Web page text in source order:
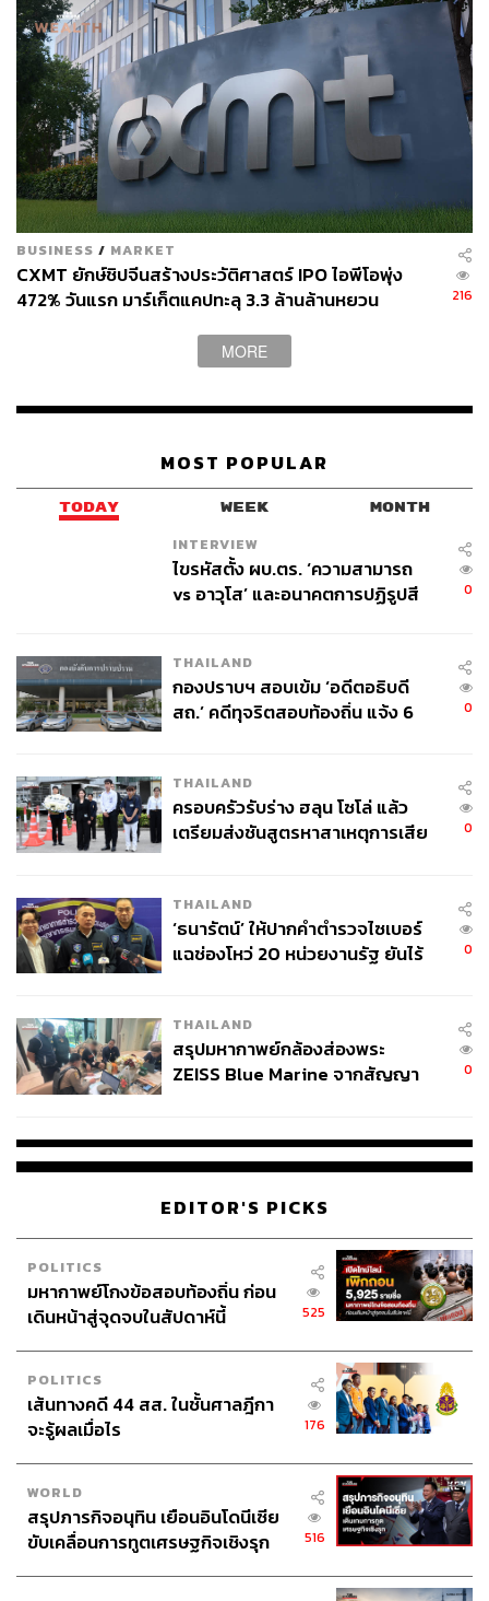
TAGS: การลงทุน การเงิน ราคาน้ำมัน
เงินบาทอ่อนค่า
สกุลเงิน
ตลาดเงิน
44
ABOUT THE AUTHOR
THE STANDARD WEALTH
ทีมข่าว THE STANDARD
BUSINESS / MARKET
CXMT ยักษ์ชิปจีนสร้างประวัติศาสตร์ IPO ไอพีโอพุ่ง
472% วันแรก มาร์เก็ตแคปทะลุ 3.3 ล้านล้านหยวน
216
MORE
MOST POPULAR
TODAY WEEK MONTH
INTERVIEW
ไขรหัสตั้ง ผบ.ตร. ‘ความสามารถ
vs อาวุโส’ และอนาคตการปฏิรูปสี
0
THAILAND
กองปราบฯ สอบเข้ม ‘อดีตอธิบดี
สถ.’ คดีทุจริตสอบท้องถิ่น แจ้ง 6
0
THAILAND
ครอบครัวรับร่าง ฮลุน โซโล่ แล้ว
เตรียมส่งชันสูตรหาสาเหตุการเสีย
0
THAILAND
‘ธนารัตน์’ ให้ปากคำตำรวจไซเบอร์
แฉช่องโหว่ 20 หน่วยงานรัฐ ยันไร้
0
THAILAND
สรุปมหากาพย์กล้องส่องพระ
ZEISS Blue Marine จากสัญญา
จ่ายหนี้-แอบระบุแบรนด์
0
EDITOR'S PICKS
POLITICS
มหากาพย์โกงข้อสอบท้องถิ่น ก่อน
เดินหน้าสู่จุดจบในสัปดาห์นี้
525
POLITICS
เส้นทางคดี 44 สส. ในชั้นศาลฎีกา
จะรู้ผลเมื่อไร
176
WORLD
สรุปภารกิจอนุทิน เยือนอินโดนีเซีย
ขับเคลื่อนการทูตเศรษฐกิจเชิงรุก
516